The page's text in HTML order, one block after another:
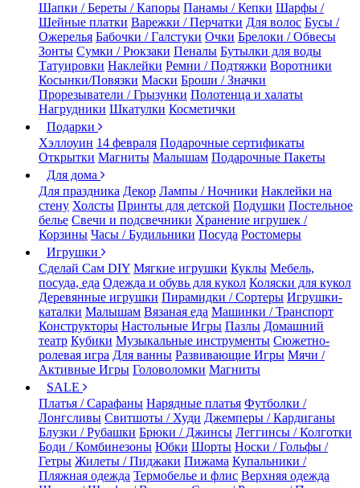
Шапки / Береты / Капоры Панамы / Кепки Шарфы /
Шейные платки Варежки / Перчатки Для волос Бусы /
Ожерелья Бабочки / Галстуки Очки Брелоки / Обвесы
Зонты Сумки / Рюкзаки Пеналы Бутылки для воды
Татуировки Наклейки Ремни / Подтяжки Воротники
Косынки/Повязки Маски Броши / Значки
Прорезыватели / Грызунки Полотенца и халаты
Нагрудники Шкатулки Косметички
Подарки
Хэллоуин 14 февраля Подарочные сертификаты
Открытки Магниты Малышам Подарочные Пакеты
Для дома
Для праздника Декор Лампы / Ночники Наклейки на
стену Холсты Принты для детской Подушки Постельное
белье Свечи и подсвечники Хранение игрушек /
Корзины Часы / Будильники Посуда Ростомеры
Игрушки
Сделай Сам DIY Мягкие игрушки Куклы Мебель,
посуда, еда Одежда и обувь для кукол Коляски для кукол
Деревянные игрушки Пирамидки / Сортеры Игрушки-
каталки Малышам Вязаная еда Машинки / Транспорт
Конструкторы Настольные Игры Пазлы Домашний
театр Кубики Музыкальные инструменты Сюжетно-
ролевая игра Для ванны Развивающие Игры Мячи /
Активные Игры Головоломки Магниты
SALE
Платья / Сарафаны Нарядные платья Футболки /
Лонгсливы Свитшоты / Худи Джемперы / Кардиганы
Блузки / Рубашки Брюки / Джинсы Леггинсы / Колготки
Боди / Комбинезоны Юбки Шорты Носки / Гольфы /
Гетры Жилеты / Пиджаки Пижама Купальники /
Пляжная одежда Термобелье и флис Верхняя одежда